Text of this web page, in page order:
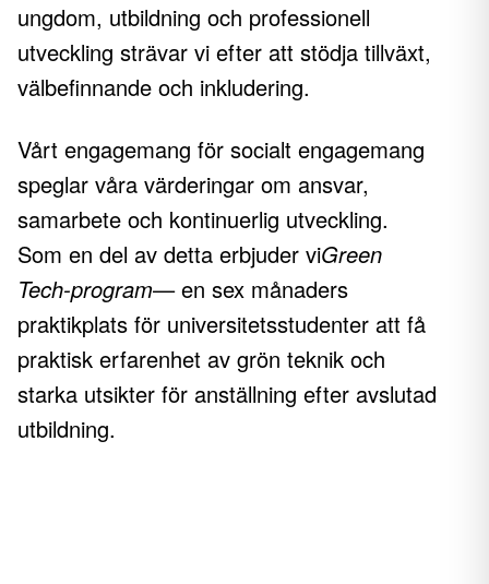
ungdom, utbildning och professionell
utveckling strävar vi efter att stödja tillväxt,
välbefinnande och inkludering.
Vårt engagemang för socialt engagemang
speglar våra värderingar om ansvar,
samarbete och kontinuerlig utveckling.
Som en del av detta erbjuder viGreen
Tech-program— en sex månaders
praktikplats för universitetsstudenter att få
praktisk erfarenhet av grön teknik och
starka utsikter för anställning efter avslutad
utbildning.